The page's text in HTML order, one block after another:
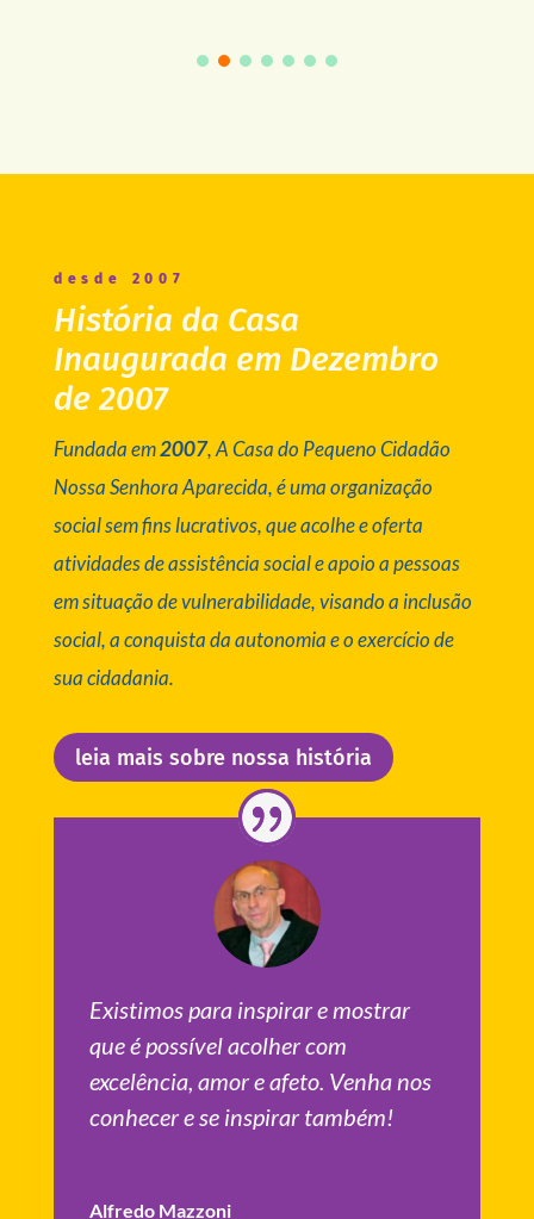
desde 2007
História da Casa
Inaugurada em Dezembro
de 2007
Fundada em2007, A Casa do Pequeno Cidadão
Nossa Senhora Aparecida, é uma organização
social sem fins lucrativos, que acolhe e oferta
atividades de assistência social e apoio a pessoas
em situação de vulnerabilidade, visando a inclusão
social, a conquista da autonomia e o exercício de
sua cidadania.
leia mais sobre nossa história
Existimos para inspirar e mostrar
que é possível acolher com
excelência, amor e afeto. Venha nos
conhecer e se inspirar também!
Alfredo Mazzoni